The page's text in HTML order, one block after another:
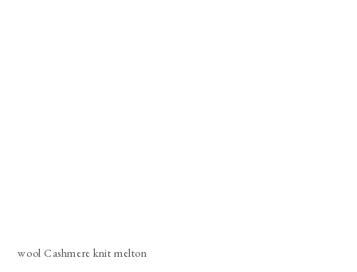
wool Cashmere knit melton